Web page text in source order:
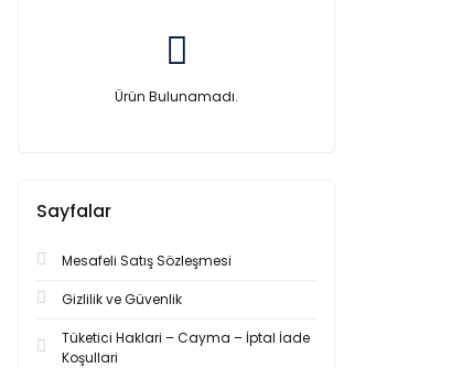
Ürün Bulunamadı.
Sayfalar
Mesafeli Satış Sözleşmesi
Gizlilik ve Güvenlik
Tüketici Haklari – Cayma – İptal İade
Koşullari